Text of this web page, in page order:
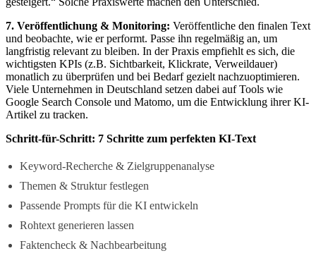
7. Veröffentlichung & Monitoring: Veröffentliche den finalen Text
und beobachte, wie er performt. Passe ihn regelmäßig an, um
langfristig relevant zu bleiben. In der Praxis empfiehlt es sich, die
wichtigsten KPIs (z.B. Sichtbarkeit, Klickrate, Verweildauer)
monatlich zu überprüfen und bei Bedarf gezielt nachzuoptimieren.
Viele Unternehmen in Deutschland setzen dabei auf Tools wie
Google Search Console und Matomo, um die Entwicklung ihrer KI-
Artikel zu tracken.
Schritt-für-Schritt: 7 Schritte zum perfekten KI-Text
Keyword-Recherche & Zielgruppenanalyse
Themen & Struktur festlegen
Passende Prompts für die KI entwickeln
Rohtext generieren lassen
Faktencheck & Nachbearbeitung